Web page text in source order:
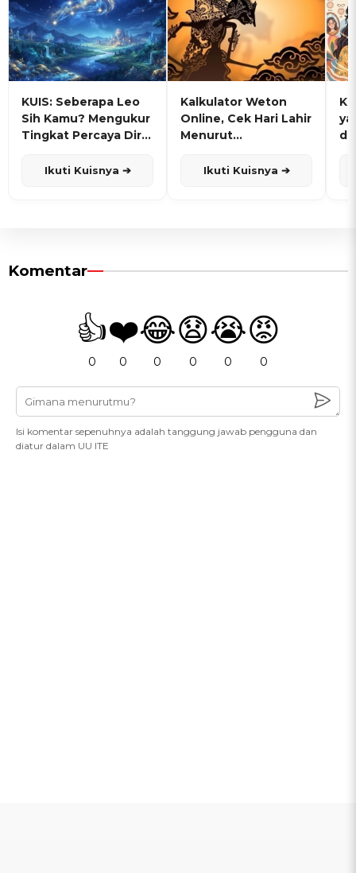
KUIS: Seberapa Leo
Sih Kamu? Mengukur
Tingkat Percaya Diri
Ikuti Kuisnya ➔
Kalkulator Weton
Online, Cek Hari Lahir
Menurut
Ikuti Kuisnya ➔
Komentar
👍
0
❤️
0
😂
0
😧
0
😭
0
😡
0
Isi komentar sepenuhnya adalah tanggung jawab pengguna dan
diatur dalam UU ITE